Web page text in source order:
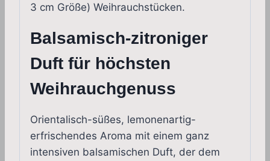
3 cm Größe) Weihrauchstücken.
Balsamisch-zitroniger
Duft für höchsten
Weihrauchgenuss
Orientalisch-süßes, lemonenartig-
erfrischendes Aroma mit einem ganz
intensiven balsamischen Duft, der dem